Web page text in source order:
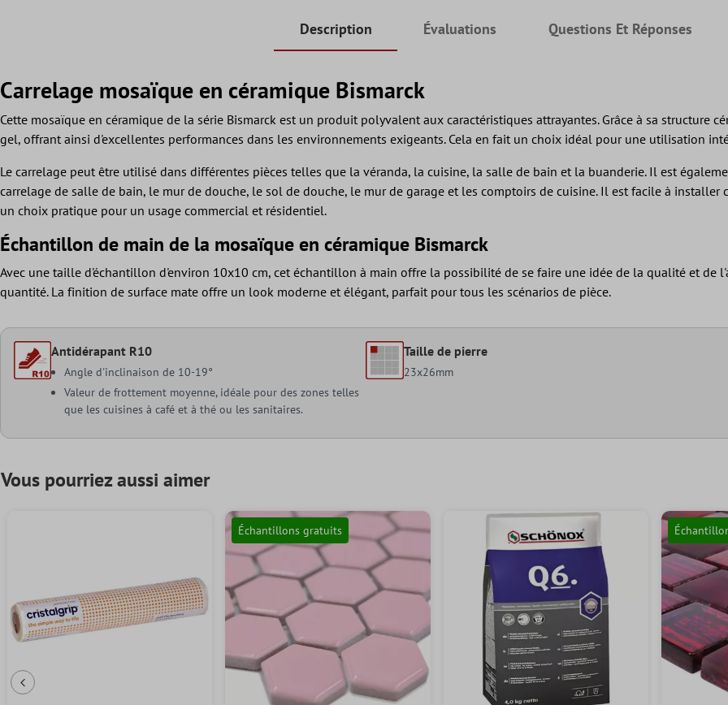
Description Évaluations Questions Et Réponses
Carrelage mosaïque en céramique Bismarck
Cette mosaïque en céramique de la série Bismarck est un produit polyvalent aux caractéristiques attrayantes. Grâce à sa structure
gel, offrant ainsi d'excellentes performances dans les environnements exigeants. Cela en fait un choix idéal pour une utilisation
Le carrelage peut être utilisé dans différentes pièces telles que la véranda, la cuisine, la salle de bain et la buanderie. Il est
carrelage de salle de bain, le mur de douche, le sol de douche, le mur de garage et les comptoirs de cuisine. Il est facile à
un choix pratique pour un usage commercial et résidentiel.
Échantillon de main de la mosaïque en céramique Bismarck
Avec une taille d'échantillon d'environ 10x10 cm, cet échantillon à main offre la possibilité de se faire une idée de la qualité et de
quantité. La finition de surface mate offre un look moderne et élégant, parfait pour tous les scénarios de pièce.
Antidérapant R10
Angle d'inclinaison de 10-19°
Valeur de frottement moyenne, idéale pour des zones telles
que les cuisines à café et à thé ou les sanitaires.
Taille de pierre
23x26mm
Vous pourriez aussi aimer
Diapositive précédente
Échantillons gratuits